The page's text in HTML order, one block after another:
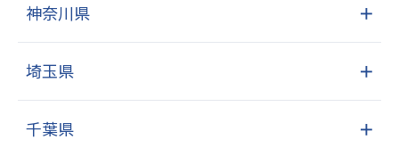
神奈川県 ＋
埼玉県 ＋
千葉県 ＋